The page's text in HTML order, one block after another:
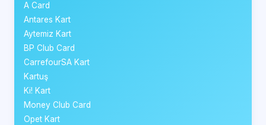
A Card
Antares Kart
Aytemiz Kart
BP Club Card
CarrefourSA Kart
Kartuş
Ki! Kart
Money Club Card
Opet Kart